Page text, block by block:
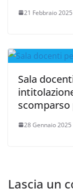
21 Febbraio 2025
Sala
28 Gennaio 2025
Lascia un